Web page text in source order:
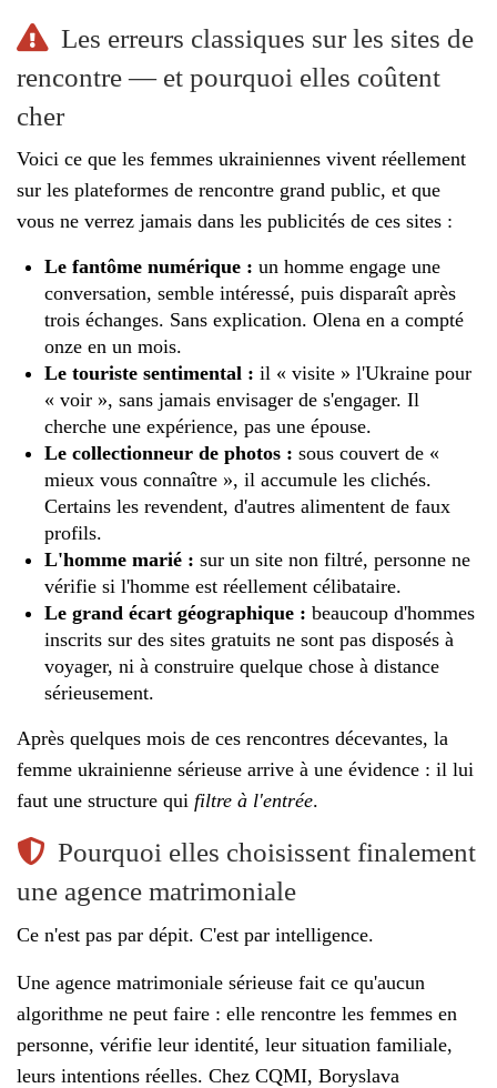
Les erreurs classiques sur les sites de
rencontre — et pourquoi elles coûtent
cher
Voici ce que les femmes ukrainiennes vivent réellement
sur les plateformes de rencontre grand public, et que
vous ne verrez jamais dans les publicités de ces sites :
Le fantôme numérique : un homme engage une
conversation, semble intéressé, puis disparaît après
trois échanges. Sans explication. Olena en a compté
onze en un mois.
Le touriste sentimental : il « visite » l'Ukraine pour
« voir », sans jamais envisager de s'engager. Il
cherche une expérience, pas une épouse.
Le collectionneur de photos : sous couvert de «
mieux vous connaître », il accumule les clichés.
Certains les revendent, d'autres alimentent de faux
profils.
L'homme marié : sur un site non filtré, personne ne
vérifie si l'homme est réellement célibataire.
Le grand écart géographique : beaucoup d'hommes
inscrits sur des sites gratuits ne sont pas disposés à
voyager, ni à construire quelque chose à distance
sérieusement.
Après quelques mois de ces rencontres décevantes, la
femme ukrainienne sérieuse arrive à une évidence : il lui
faut une structure qui filtre à l'entrée.
Pourquoi elles choisissent finalement
une agence matrimoniale
Ce n'est pas par dépit. C'est par intelligence.
Une agence matrimoniale sérieuse fait ce qu'aucun
algorithme ne peut faire : elle rencontre les femmes en
personne, vérifie leur identité, leur situation familiale,
leurs intentions réelles. Chez CQMI, Boryslava